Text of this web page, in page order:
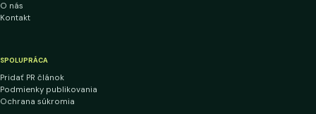
O nás
Kontakt
SPOLUPRÁCA
Pridať PR článok
Podmienky publikovania
Ochrana súkromia